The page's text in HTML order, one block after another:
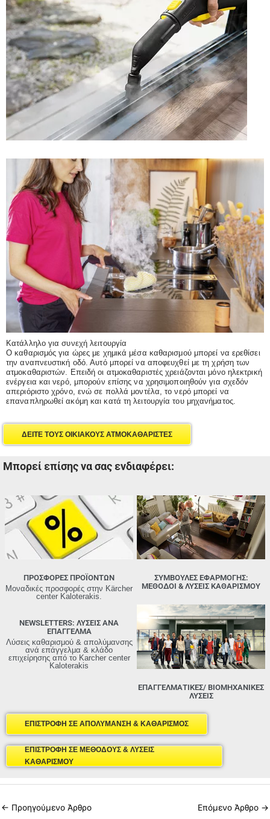
Κατάλληλο για συνεχή λειτουργία
Ο καθαρισμός για ώρες με χημικά μέσα καθαρισμού μπορεί να ερεθίσει
την αναπνευστική οδό. Αυτό μπορεί να αποφευχθεί με τη χρήση των
ατμοκαθαριστών. Επειδή οι ατμοκαθαριστές χρειάζονται μόνο ηλεκτρική
ενέργεια και νερό, μπορούν επίσης να χρησιμοποιηθούν για σχεδόν
απεριόριστο χρόνο, ενώ σε πολλά μοντέλα, το νερό μπορεί να
επαναπληρωθεί ακόμη και κατά τη λειτουργία του μηχανήματος.
ΔΕΙΤΕ ΤΟΥΣ ΟΙΚΙΑΚΟΥΣ ΑΤΜΟΚΑΘΑΡΙΣΤΕΣ
Μπορεί επίσης να σας ενδιαφέρει:
ΠΡΟΣΦΟΡΕΣ ΠΡΟΪΟΝΤΩΝ
Μοναδικές προσφορές στην Kärcher
center Kaloterakis.
ΣΥΜΒΟΥΛΕΣ ΕΦΑΡΜΟΓΗΣ:
ΜΈΘΟΔΟΙ & ΛΎΣΕΙΣ ΚΑΘΑΡΙΣΜΟΎ
NEWSLETTERS: ΛΥΣΕΙΣ ΑΝΑ
ΕΠΑΓΓΕΛΜΑ
Λύσεις καθαρισμού & απολύμανσης
ανά επάγγελμα & κλάδο
επιχείρησης από τo Karcher center
Kaloterakis
ΕΠΑΓΓΕΛΜΑΤΙΚΕΣ/ ΒΙΟΜΗΧΑΝΙΚΕΣ
ΛΥΣΕΙΣ
ΕΠΙΣΤΡΟΦΗ ΣΕ ΑΠΟΛΥΜΑΝΣΗ & ΚΑΘΑΡΙΣΜΟΣ
ΕΠΙΣΤΡΟΦΗ ΣΕ ΜΕΘΟΔΟΥΣ & ΛΥΣΕΙΣ
ΚΑΘΑΡΙΣΜΟΥ
← Προηγούμενο Άρθρο Επόμενο Άρθρο →